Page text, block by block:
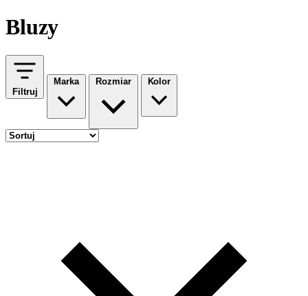
Bluzy
Filtruj
Marka Rozmiar Kolor